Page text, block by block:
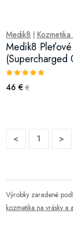
Medik8
Medik8
(Supercharged
46 € €
< 1 >
Výrobky zaradené
kozmetika na vrásky a